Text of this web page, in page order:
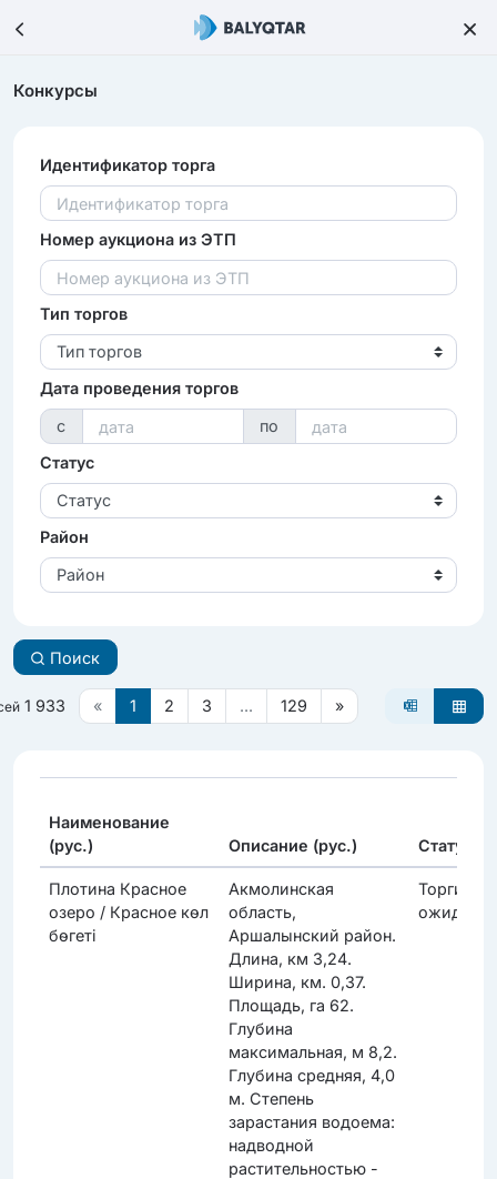
Конкурсы
Идентификатор торга
Номер аукциона из ЭТП
Тип торгов
Тип торгов
Дата проведения торгов
с
по
Статус
Статус
Район
Район
Поиск
1 933 « 1 2 3 ... 129 »
Наименование
(рус.)
Описание (рус.) Статус
Плотина Красное
озеро / Красное көл
бөгеті
Акмолинская
область,
Аршалынский район.
Длина, км 3,24.
Ширина, км. 0,37.
Площадь, га 62.
Глубина
максимальная, м 8,2.
Глубина средняя, 4,0
м. Степень
зарастания водоема:
надводной
растительностью -
Торги